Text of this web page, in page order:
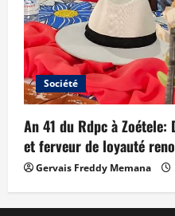
Société
An 41 du Rdpc à
et ferveur de loyauté
Gervais Freddy Memana